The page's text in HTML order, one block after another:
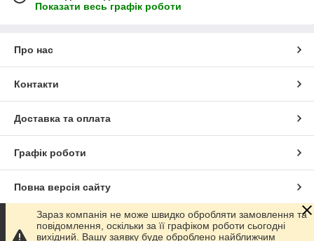
Показати весь графік роботи
Про нас
Контакти
Доставка та оплата
Графік роботи
Повна версія сайту
Сайт створено на маркетплейсіProm.ua
Зараз компанія не може швидко обробляти замовлення та
повідомлення, оскільки за її графіком роботи сьогодні
вихідний. Вашу заявку буде оброблено найближчим